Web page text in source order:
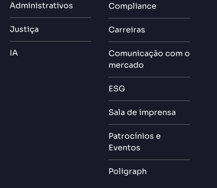
Administrativos
Justiça
IA
Compliance
Carreiras
Comunicação com o
mercado
ESG
Sala de imprensa
Patrocínios e
Eventos
Poligraph